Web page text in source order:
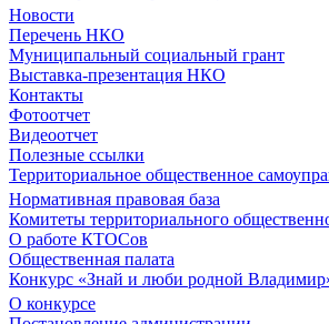
Новости
Перечень НКО
Муниципальный социальный грант
Выставка-презентация НКО
Контакты
Фотоотчет
Видеоотчет
Полезные ссылки
Территориальное общественное
Нормативная правовая база
Комитеты территориального
О работе КТОСов
Общественная палата
Конкурс «Знай и люби родной
О конкурсе